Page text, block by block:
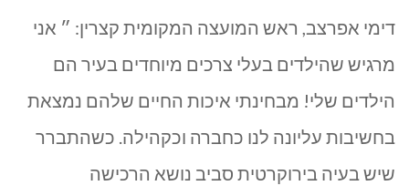
דימי אפרצב, ראש המועצה המקומית קצרין: ״ אני
מרגיש שהילדים בעלי צרכים מיוחדים בעיר הם
הילדים שלי! מבחינתי איכות החיים שלהם נמצאת
בחשיבות עליונה לנו כחברה וכקהילה. כשהתברר
שיש בעיה בירוקרטית סביב נושא הרכישה